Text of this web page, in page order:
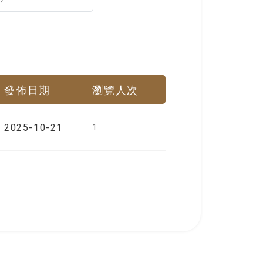
發佈日期 瀏覽人次
2025-10-21 1